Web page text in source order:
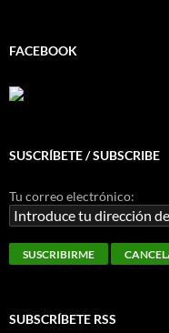
FACEBOOK
SUSCRÍBETE / SUBSCRIBE
Tu correo electrónico:
SUBSCRÍBETE RSS